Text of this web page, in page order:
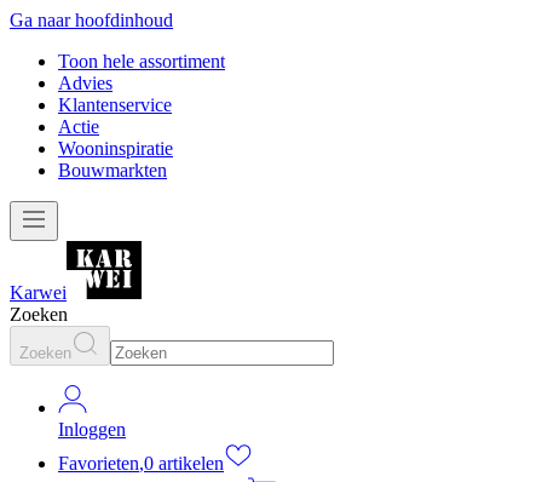
Ga naar hoofdinhoud
Toon hele assortiment
Advies
Klantenservice
Actie
Wooninspiratie
Bouwmarkten
Karwei
Zoeken
Zoeken
Inloggen
Favorieten,0 artikelen